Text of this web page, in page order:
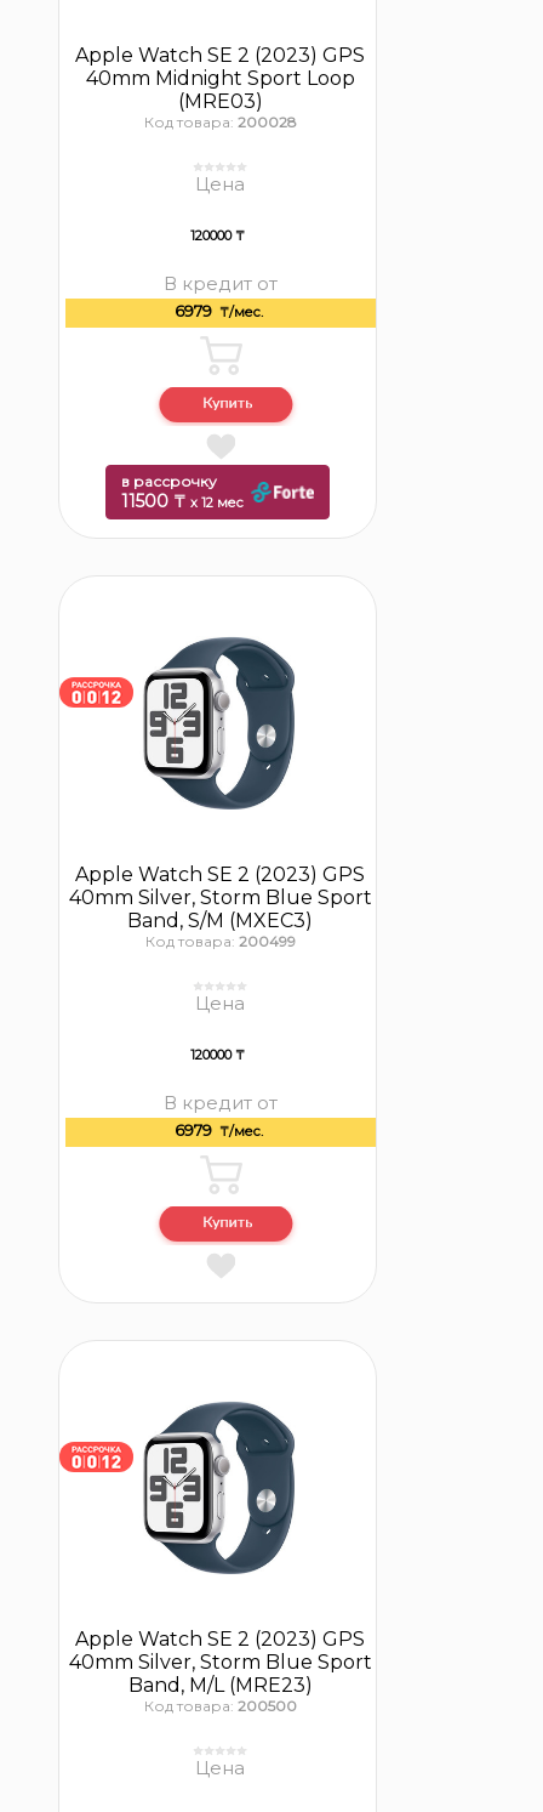
Apple Watch SE 2 (2023) GPS
40mm Midnight Sport Loop
(MRE03)
Код товара: 200028
Цена
120000 ₸
В кредит от
6979 ₸/мес.
в рассрочку
11500 ₸ x 12 мес
Apple Watch SE 2 (2023) GPS
40mm Silver, Storm Blue Sport
Band, S/M (MXEC3)
Код товара: 200499
Цена
120000 ₸
В кредит от
6979 ₸/мес.
Apple Watch SE 2 (2023) GPS
40mm Silver, Storm Blue Sport
Band, M/L (MRE23)
Код товара: 200500
Цена